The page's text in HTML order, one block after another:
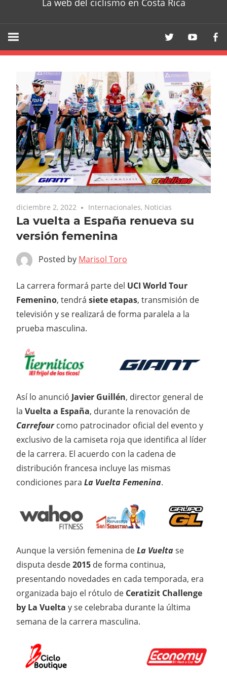
La web del ciclismo en Costa Rica
diciembre 2, 2022 Internacionales, Noticias
La vuelta a España renueva su
versión femenina
Posted by Marisol Toro
La carrera formará parte del UCI World Tour
Femenino, tendrá siete etapas, transmisión de
televisión y se realizará de forma paralela a la
prueba masculina.
Así lo anunció Javier Guillén, director general de
la Vuelta a España, durante la renovación de
Carrefour como patrocinador oficial del evento y
exclusivo de la camiseta roja que identifica al líder
de la carrera. El acuerdo con la cadena de
distribución francesa incluye las mismas
condiciones para La Vuelta Femenina.
Aunque la versión femenina deLa Vueltase
disputa desde2015 de forma continua,
presentando novedades en cada temporada, era
organizada bajo el rótulo de Ceratizit Challenge
by La Vuelta y se celebraba durante la última
semana de la carrera masculina.